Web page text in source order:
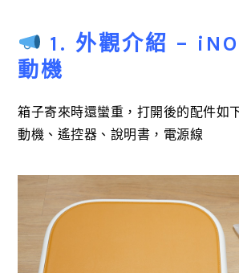
1. 外觀介紹 –
動機
箱子寄來時還蠻重，打開後的配件如
動機、遙控器、說明書，電源線